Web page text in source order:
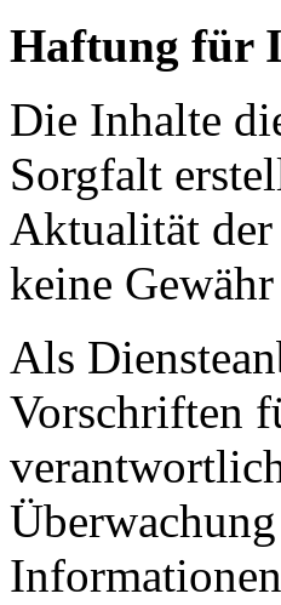
Haftung für
Die Inhalte
Sorgfalt
Aktualität
keine
Als
Vorschriften